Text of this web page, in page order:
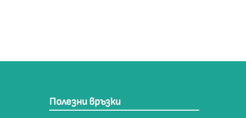
Полезни връзки